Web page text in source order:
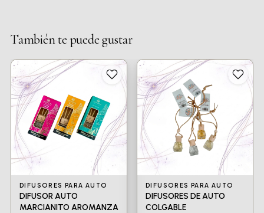
También te puede gustar
DIFUSORES PARA AUTO
DIFUSOR AUTO
MARCIANITO AROMANZA
DIFUSORES PARA AUTO
DIFUSORES DE AUTO
COLGABLE